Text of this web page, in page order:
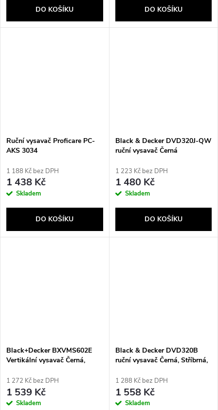
DO KOŠÍKU DO KOŠÍKU
Ruční vysavač Proficare PC-
AKS 3034
1 188 Kč bez DPH
1 438 Kč
Skladem
DO KOŠÍKU
Black & Decker DVD320J-QW
ruční vysavač Černá
1 223 Kč bez DPH
1 480 Kč
Skladem
DO KOŠÍKU
Black+Decker BXVMS602E
Vertikální vysavač Černá,
1 272 Kč bez DPH
1 539 Kč
Skladem
Black & Decker DVD320B
ruční vysavač Černá, Stříbrná,
1 288 Kč bez DPH
1 558 Kč
Skladem